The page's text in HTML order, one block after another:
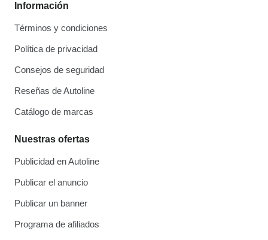
Información
Términos y condiciones
Política de privacidad
Consejos de seguridad
Reseñas de Autoline
Catálogo de marcas
Nuestras ofertas
Publicidad en Autoline
Publicar el anuncio
Publicar un banner
Programa de afiliados